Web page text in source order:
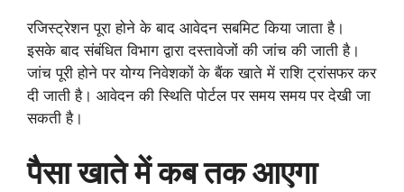
रजिस्ट्रेशन पूरा होने के बाद आवेदन सबमिट किया जाता है।
इसके बाद संबंधित विभाग द्वारा दस्तावेजों की जांच की जाती है।
जांच पूरी होने पर योग्य निवेशकों के बैंक खाते में राशि ट्रांसफर कर
दी जाती है। आवेदन की स्थिति पोर्टल पर समय समय पर देखी जा
सकती है।
पैसा खाते में कब तक आएगा